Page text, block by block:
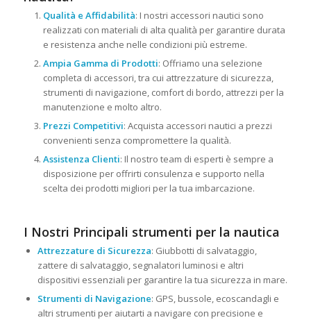
Qualità e Affidabilità: I nostri accessori nautici sono
realizzati con materiali di alta qualità per garantire durata
e resistenza anche nelle condizioni più estreme.
Ampia Gamma di Prodotti: Offriamo una selezione
completa di accessori, tra cui attrezzature di sicurezza,
strumenti di navigazione, comfort di bordo, attrezzi per la
manutenzione e molto altro.
Prezzi Competitivi: Acquista accessori nautici a prezzi
convenienti senza compromettere la qualità.
Assistenza Clienti: Il nostro team di esperti è sempre a
disposizione per offrirti consulenza e supporto nella
scelta dei prodotti migliori per la tua imbarcazione.
I Nostri Principali strumenti per la nautica
Attrezzature di Sicurezza: Giubbotti di salvataggio,
zattere di salvataggio, segnalatori luminosi e altri
dispositivi essenziali per garantire la tua sicurezza in mare.
Strumenti di Navigazione: GPS, bussole, ecoscandagli e
altri strumenti per aiutarti a navigare con precisione e